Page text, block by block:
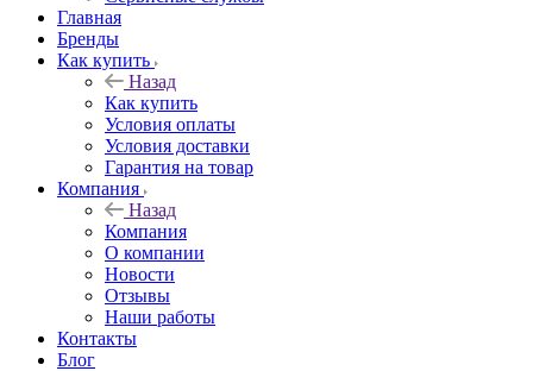
Главная
Бренды
Как купить
Назад
Как купить
Условия оплаты
Условия доставки
Гарантия на товар
Компания
Назад
Компания
О компании
Новости
Отзывы
Наши работы
Контакты
Блог